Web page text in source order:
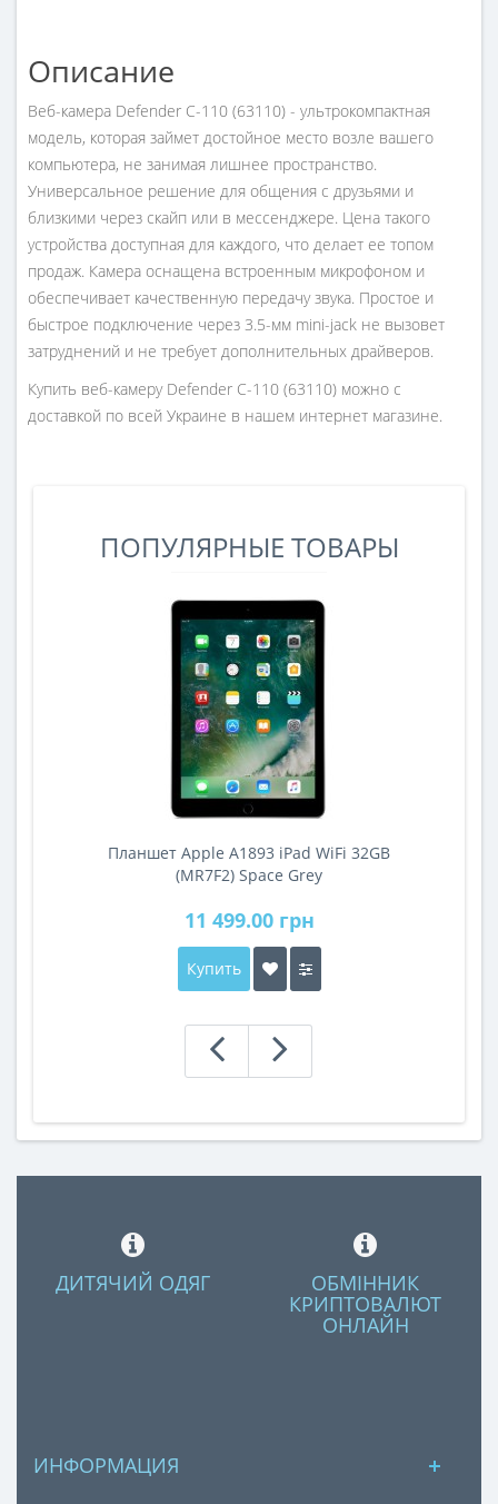
Описание
Веб-камера Defender C-110 (63110) - ультрокомпактная
модель, которая займет достойное место возле вашего
компьютера, не занимая лишнее пространство.
Универсальное решение для общения с друзьями и
близкими через скайп или в мессенджере. Цена такого
устройства доступная для каждого, что делает ее топом
продаж. Камера оснащена встроенным микрофоном и
обеспечивает качественную передачу звука. Простое и
быстрое подключение через 3.5-мм mini-jack не вызовет
затруднений и не требует дополнительных драйверов.
Купить веб-камеру Defender C-110 (63110) можно с
доставкой по всей Украине в нашем интернет магазине.
ПОПУЛЯРНЫЕ ТОВАРЫ
Планшет Apple A1893 iPad WiFi 32GB
(MR7F2) Space Grey
11 499.00 грн
Купить
ДИТЯЧИЙ ОДЯГ ОБМІННИК
КРИПТОВАЛЮТ
ОНЛАЙН
ИНФОРМАЦИЯ